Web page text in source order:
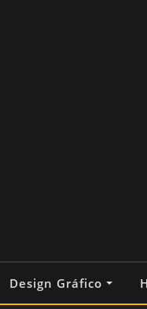
Design Gráfico